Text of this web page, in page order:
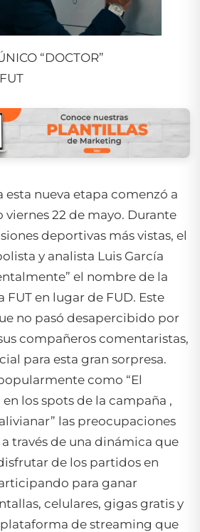
“DOCTOR”
esta nueva etapa comenzó a
viernes 22 de mayo. Durante
deportivas más vistas, el
y analista Luis García
el nombre de la
en lugar de FUD. Este
no pasó desapercibido por
compañeros comentaristas,
para esta gran sorpresa.
como “El
los spots de la campaña ,
las preocupaciones
través de una dinámica que
de los partidos en
para ganar
celulares, gigas gratis y
de streaming que